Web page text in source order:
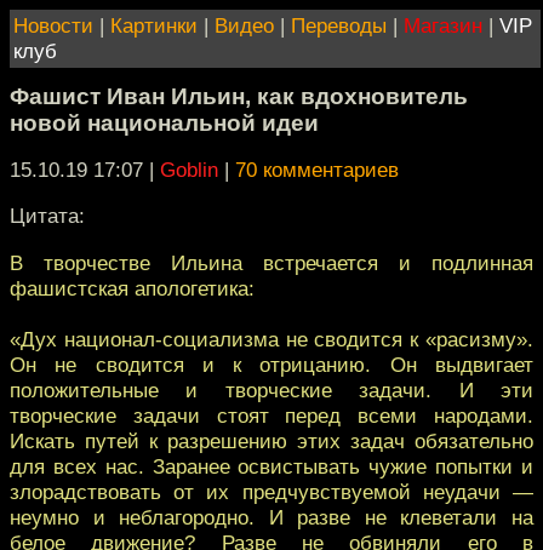
Новости | Картинки | Видео | Переводы | Магазин | VIP
клуб
Фашист Иван Ильин, как вдохновитель
новой национальной идеи
15.10.19 17:07 | Goblin | 70 комментариев
Цитата:
В творчестве Ильина встречается и подлинная
фашистская апологетика:
«Дух национал-социализма не сводится к «расизму».
Он не сводится и к отрицанию. Он выдвигает
положительные и творческие задачи. И эти
творческие задачи стоят перед всеми народами.
Искать путей к разрешению этих задач обязательно
для всех нас. Заранее освистывать чужие попытки и
злорадствовать от их предчувствуемой неудачи —
неумно и неблагородно. И разве не клеветали на
белое движение? Разве не обвиняли его в